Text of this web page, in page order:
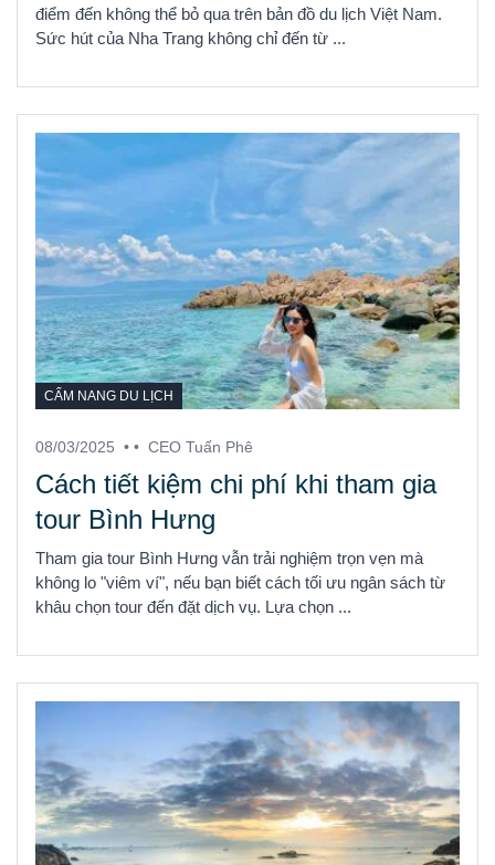
điểm đến không thể bỏ qua trên bản đồ du lịch Việt Nam.
Sức hút của Nha Trang không chỉ đến từ ...
CẨM NANG DU LỊCH
08/03/2025 • • CEO Tuấn Phê
Cách tiết kiệm chi phí khi tham gia
tour Bình Hưng
Tham gia tour Bình Hưng vẫn trải nghiệm trọn vẹn mà
không lo "viêm ví", nếu bạn biết cách tối ưu ngân sách từ
khâu chọn tour đến đặt dịch vụ. Lựa chọn ...